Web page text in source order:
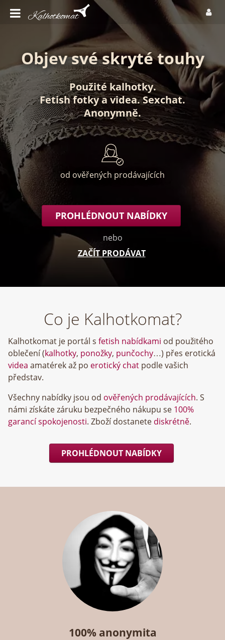
Objev své skryté touhy
Použité kalhotky.
Fetish fotkyavidea.Sexchat.
Anonymně.
od ověřených prodávajících
PROHLÉDNOUT NABÍDKY
nebo
ZAČÍT PRODÁVAT
Co je Kalhotkomat?
Kalhotkomat je portál s fetish nabídkami od použitého
oblečení (kalhotky, ponožky, punčochy…) přes erotická
videa amatérek až po erotický chat podle vašich
představ.
Všechny nabídky jsou od ověřených prodávajících. S
námi získáte záruku bezpečného nákupu se 100%
garancí spokojenosti. Zboží dostanete diskrétně.
PROHLÉDNOUT NABÍDKY
100% anonymita